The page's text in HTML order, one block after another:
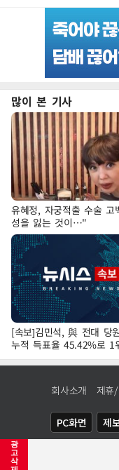
광
고
삭
많이 본 기사
유혜정, 자궁적출 수술 고
성을 잃는 것이…"
[속보]김민석, 與 전대 당
누적 득표율 45.42%로
청래 44.56%
회사소개 제휴
PC화면 제